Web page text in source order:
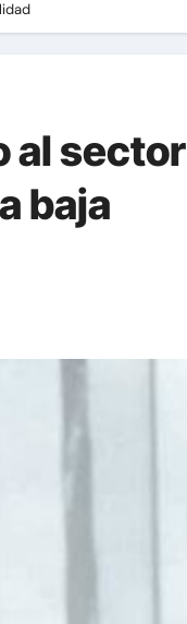
al sector
baja